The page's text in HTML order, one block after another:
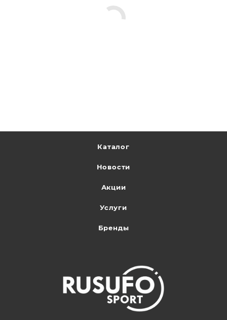
Каталог
Новости
Акции
Услуги
Бренды